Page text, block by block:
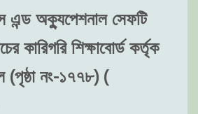
এন্ড অক্যুপেশনাল সেফটি
কারিগরি শিক্ষাবোর্ড কর্তৃক
নং-১৭৭৮) (